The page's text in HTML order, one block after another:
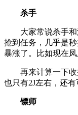
杀手
大家常说杀手
抢到任务，几乎是
暴涨了。比如现在
再来计算一下
也只有2J左右，还
镖师